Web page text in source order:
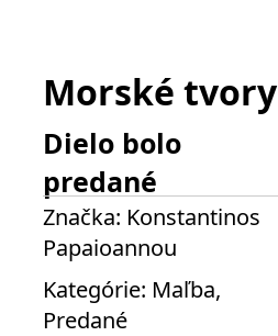
Morské tvory
Dielo bolo
predané
Kategórie: Maľba,
Predané
Značka: Konstantinos
Papaioannou